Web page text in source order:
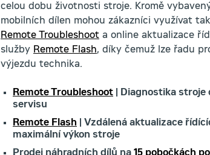
celou dobu životnosti stroje. Kromě
mobilních dílen mohou zákazníci využívat
Remote Troubleshoot a online aktualizace
služby Remote Flash, díky čemuž lze řadu
výjezdu technika.
Remote Troubleshoot | Diagnostika
servisu
Remote Flash | Vzdálená aktualizace
maximální výkon stroje